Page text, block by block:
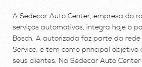
A Sedecar Auto Center, empresa do
serviços automotivos, integra hoje o
Bosch. A autorizada faz parte da
Service, e tem como principal
seus clientes. Na Sedecar Auto